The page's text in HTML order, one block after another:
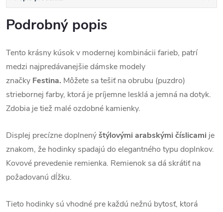
Podrobný popis
Tento krásny kúsok v modernej kombinácii farieb, patrí
medzi najpredávanejšie dámske modely
značky Festina. Môžete sa tešiť na obrubu (puzdro)
striebornej farby, ktorá je príjemne lesklá a jemná na dotyk.
Zdobia je tiež malé ozdobné kamienky.
Displej precízne doplnenýštýlovými arabskými číslicami je
znakom, že hodinky spadajú do elegantného typu doplnkov.
Kovové prevedenie remienka. Remienok sa dá skrátiť na
požadovanú dĺžku.
Tieto hodinky sú vhodné pre každú nežnú bytosť, ktorá